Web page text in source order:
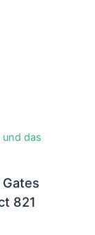
821